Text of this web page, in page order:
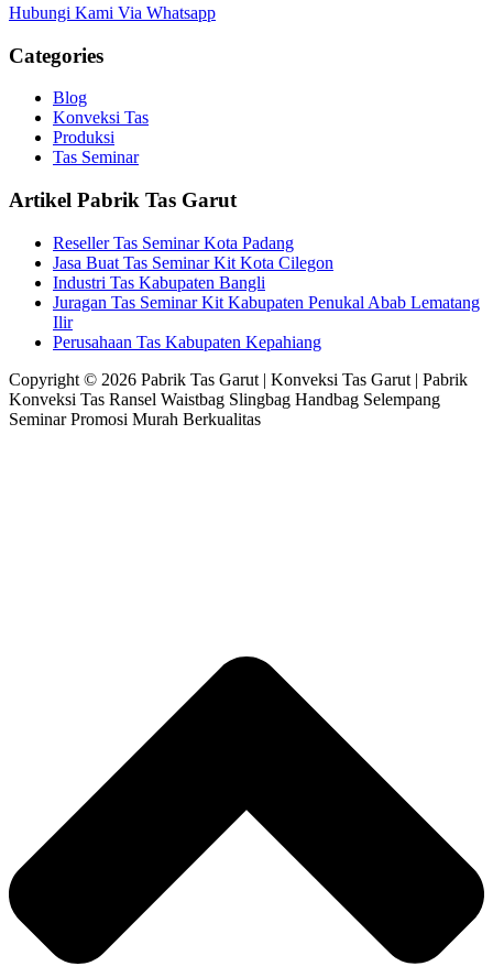
Hubungi Kami Via Whatsapp
Categories
Blog
Konveksi Tas
Produksi
Tas Seminar
Artikel Pabrik Tas Garut
Reseller Tas Seminar Kota Padang
Jasa Buat Tas Seminar Kit Kota Cilegon
Industri Tas Kabupaten Bangli
Juragan Tas Seminar Kit Kabupaten Penukal Abab Lematang
Ilir
Perusahaan Tas Kabupaten Kepahiang
Copyright © 2026 Pabrik Tas Garut | Konveksi Tas Garut | Pabrik
Konveksi Tas Ransel Waistbag Slingbag Handbag Selempang
Seminar Promosi Murah Berkualitas